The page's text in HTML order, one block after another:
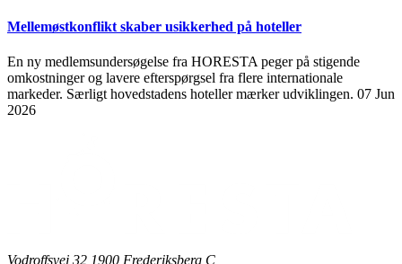
Mellemøstkonflikt skaber usikkerhed på hoteller
En ny medlemsundersøgelse fra HORESTA peger på stigende
omkostninger og lavere efterspørgsel fra flere internationale
markeder. Særligt hovedstadens hoteller mærker udviklingen. 07 Jun
2026
Vodroffsvej 32 1900 Frederiksberg C